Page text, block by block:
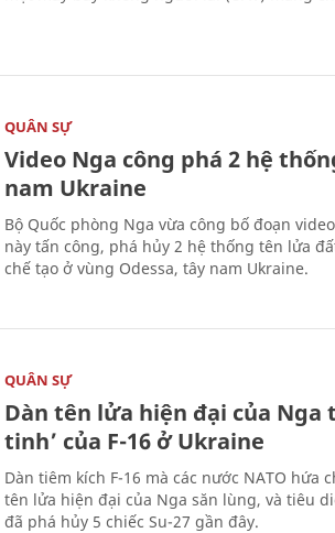
QUÂN SỰ
Video Nga công phá 2 hệ
nam Ukraine
Bộ Quốc phòng Nga vừa công bố đoạn
này tấn công, phá hủy 2 hệ thống tên lửa
chế tạo ở vùng Odessa, tây nam Ukraine.
QUÂN SỰ
Dàn tên lửa hiện đại của Nga
tinh’ của F-16 ở Ukraine
Dàn tiêm kích F-16 mà các nước NATO hứa
tên lửa hiện đại của Nga săn lùng, và tiêu
đã phá hủy 5 chiếc Su-27 gần đây.